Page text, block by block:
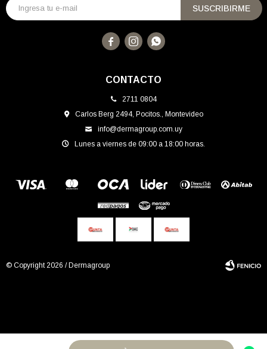
CONTACTO
2711 0804
Carlos Berg 2494, Pocitos., Montevideo
info@dermagroup.com.uy
Lunes a viernes de 09:00 a 18:00 horas.
SUSCRIBIRME
  
© Copyright 2026 / Dermagroup
Fenicio